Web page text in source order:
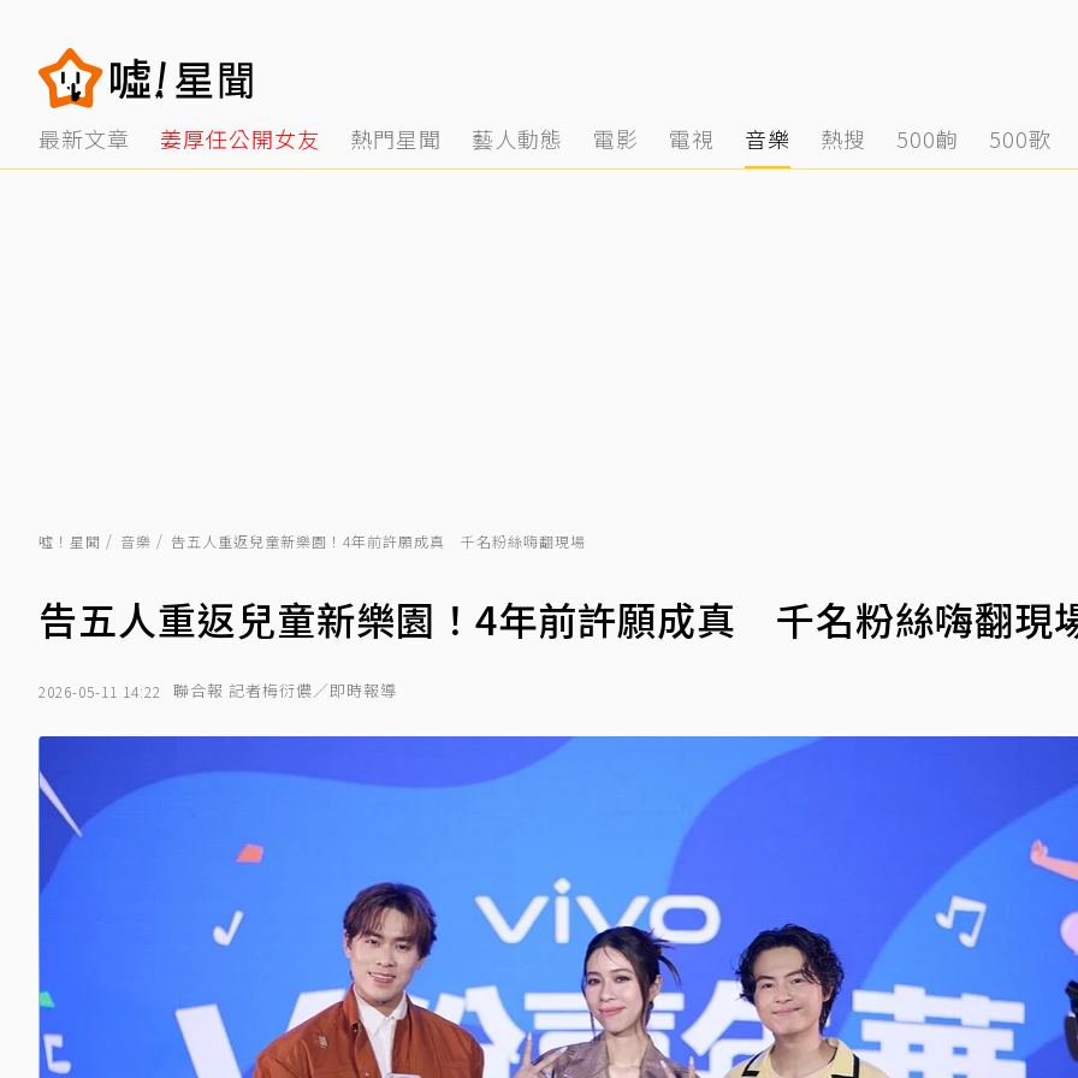
最新文章 姜厚任公開女友 熱門星聞 藝人動態 電影 電視 音樂 熱搜 500齣 500歌
噓！星聞 音樂 告五人重返兒童新樂園！4年前許願成真 千名粉絲嗨翻現場
告五人重返兒童新樂園！4年前許願成真 千名粉絲嗨翻現
2026-05-11 14:22 聯合報 記者梅衍儂／即時報導